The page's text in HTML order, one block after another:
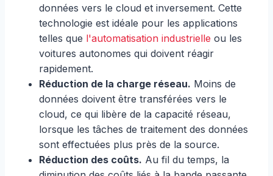
données vers le cloud et inversement. Cette
technologie est idéale pour les applications
telles que l'automatisation industrielle ou les
voitures autonomes qui doivent réagir
rapidement.
Réduction de la charge réseau. Moins de
données doivent être transférées vers le
cloud, ce qui libère de la capacité réseau,
lorsque les tâches de traitement des données
sont effectuées plus près de la source.
Réduction des coûts. Au fil du temps, la